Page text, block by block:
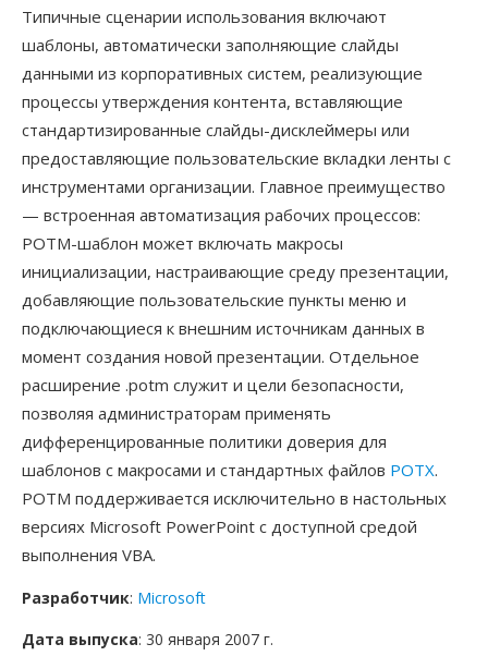
Типичные сценарии использования включают
шаблоны, автоматически заполняющие слайды
данными из корпоративных систем, реализующие
процессы утверждения контента, вставляющие
стандартизированные слайды-дисклеймеры или
предоставляющие пользовательские вкладки ленты с
инструментами организации. Главное преимущество
— встроенная автоматизация рабочих процессов:
POTM-шаблон может включать макросы
инициализации, настраивающие среду презентации,
добавляющие пользовательские пункты меню и
подключающиеся к внешним источникам данных в
момент создания новой презентации. Отдельное
расширение .potm служит и цели безопасности,
позволяя администраторам применять
дифференцированные политики доверия для
шаблонов с макросами и стандартных файлов POTX.
POTM поддерживается исключительно в настольных
версиях Microsoft PowerPoint с доступной средой
выполнения VBA.
Разработчик: Microsoft
Дата выпуска: 30 января 2007 г.